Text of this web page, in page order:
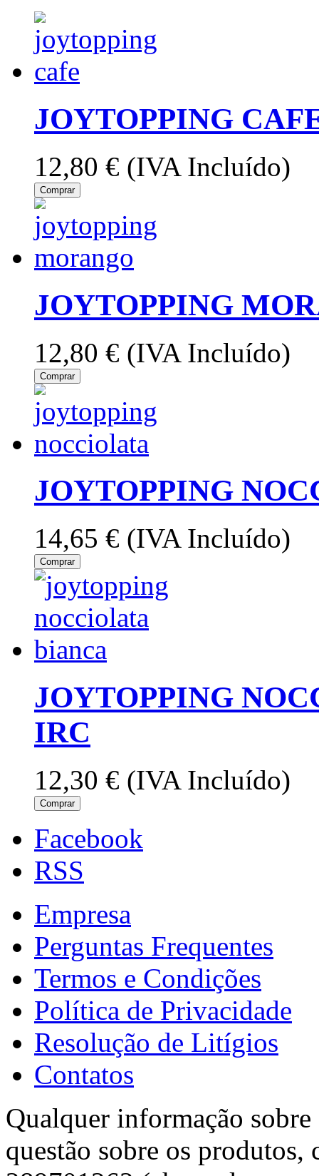
JOYTOPPING
12,80 € (IVA Incluído)
Comprar
JOYTOPPING
12,80 € (IVA Incluído)
Comprar
JOYTOPPING
14,65 € (IVA Incluído)
Comprar
JOYTOPPING
IRC
12,30 € (IVA Incluído)
Comprar
Facebook
RSS
Empresa
Perguntas Frequentes
Termos e Condições
Política de Privacidade
Resolução de Litígios
Contatos
Qualquer informação
questão sobre os